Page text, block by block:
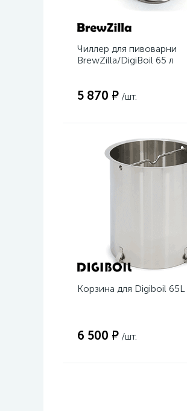
Чиллер для пивоварни
BrewZilla/DigiBoil 65 л
5 870 ₽ /шт.
Корзина для Digiboil 65L
6 500 ₽ /шт.